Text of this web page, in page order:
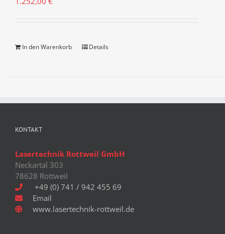
In den Warenkorb Details
KONTAKT
Lasertechnik Rottweil GmbH
Neckartal 303
78628 Rottweil
+49 (0) 741 / 942 455 69
Email
www.lasertechnik-rottweil.de